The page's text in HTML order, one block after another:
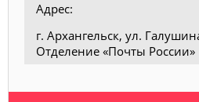
Адрес:
г. Архангельск, ул.
Отделение «Почты России»